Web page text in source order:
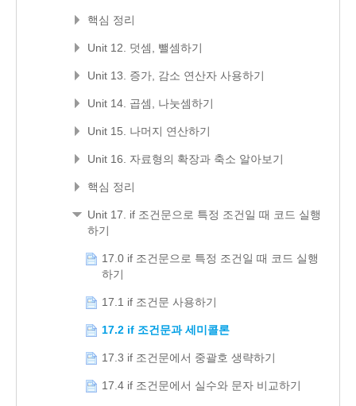
핵심 정리
Unit 12. 덧셈, 뺄셈하기
Unit 13. 증가, 감소 연산자 사용하기
Unit 14. 곱셈, 나눗셈하기
Unit 15. 나머지 연산하기
Unit 16. 자료형의 확장과 축소 알아보기
핵심 정리
Unit 17. if 조건문으로 특정 조건일 때 코드 실행
하기
17.0 if 조건문으로 특정 조건일 때 코드 실행
하기
17.1 if 조건문 사용하기
17.2 if 조건문과 세미콜론
17.3 if 조건문에서 중괄호 생략하기
17.4 if 조건문에서 실수와 문자 비교하기